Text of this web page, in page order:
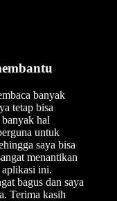
banyak
tetap bisa
hal
untuk
saya bisa
menantikan
aplikasi ini.
bagus dan saya
Terima kasih